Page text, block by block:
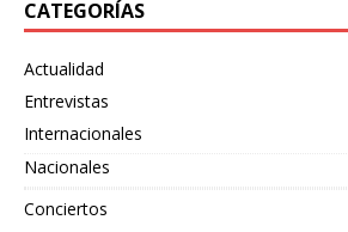
CATEGORÍAS
Actualidad
Entrevistas
Internacionales
Nacionales
Conciertos